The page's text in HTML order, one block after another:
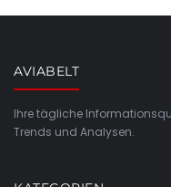
AVIABELT
Ihre tägliche
Trends und Analysen.